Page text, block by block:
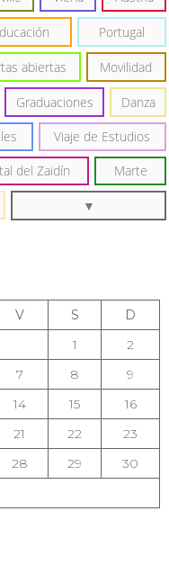
Portugal
abiertas Movilidad
Graduaciones Danza
Viaje de Estudios
del Zaidín Marte
V S
D
1
2
7 8
9
14 15
16
21 22
23
28 29
30